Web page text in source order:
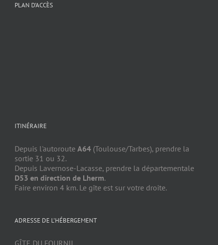
PLAN D’ACCÈS
ITINÉRAIRE
Depuis l'autoroute A64 (Toulouse/Tarbes), prendre la
sortie 31 ou 32.
Depuis Lavernose-Lacasse, prendre la départementale
D53 en direction de Lherm.
Faire environ 4 km. Le gîte est sur votre droite.
ADRESSE DE L’HÉBERGEMENT
GÎTE DU FOURNIL